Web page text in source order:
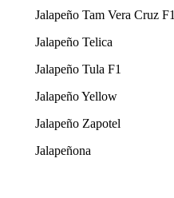
Jalapeño Tam Vera Cruz F1
Jalapeño Telica
Jalapeño Tula F1
Jalapeño Yellow
Jalapeño Zapotel
Jalapeñona